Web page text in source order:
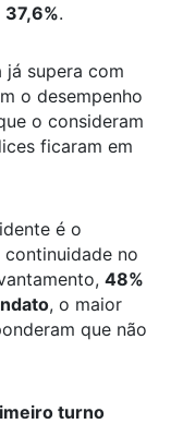
37,6%.
já supera com
o desempenho
o consideram
ficaram em
é o
no
48%
, o maior
que não
turno